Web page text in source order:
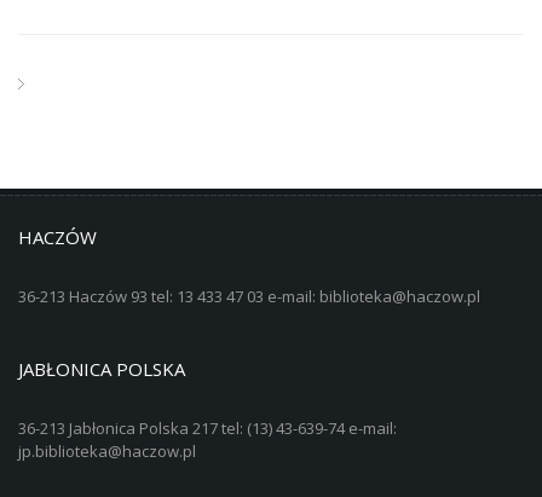
HACZÓW
36-213 Haczów 93 tel: 13 433 47 03 e-mail: biblioteka@haczow.pl
JABŁONICA POLSKA
36-213 Jabłonica Polska 217 tel: (13) 43-639-74 e-mail:
jp.biblioteka@haczow.pl